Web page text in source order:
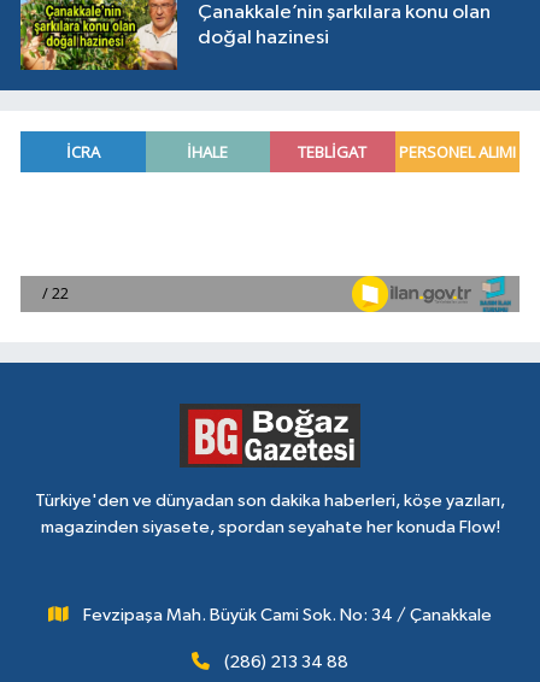
Çanakkale’nin şarkılara konu olan
doğal hazinesi
Türkiye'den ve dünyadan son dakika haberleri, köşe yazıları,
magazinden siyasete, spordan seyahate her konuda Flow!
Fevzipaşa Mah. Büyük Cami Sok. No: 34 / Çanakkale
(286) 213 34 88